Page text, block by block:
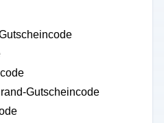
Gutscheincode